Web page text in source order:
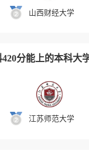
山西财经大学
分能上的本科大
江苏师范大学